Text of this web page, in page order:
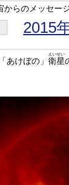
からのメッセー
2015
あけぼの」 衛星
えいせい